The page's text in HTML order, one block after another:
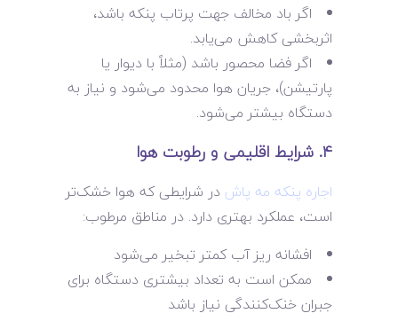
اگر باد مخالف جهت پرتاب پنکه باشد،
اثربخشی کاهش می‌یابد.
اگر فضا محصور باشد (مثلاً با دیوار یا
پارتیشن)، جریان هوا محدود می‌شود و نیاز به
دستگاه بیشتر می‌شود.
۴. شرایط اقلیمی و رطوبت هوا
اجاره پنکه مه پاشدر شرایطی که هوا خشک‌تر
است، عملکرد بهتری دارد. در مناطق مرطوب:
افشانه ریز آب کمتر تبخیر می‌شود
ممکن است به تعداد بیشتری دستگاه برای
جبران خنک‌کنندگی نیاز باشد